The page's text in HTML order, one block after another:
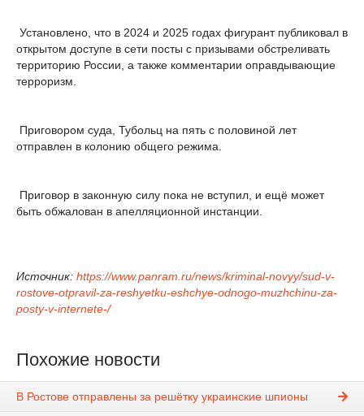
Установлено, что в 2024 и 2025 годах фигурант публиковал в
открытом доступе в сети посты с призывами обстреливать
территорию России, а также комментарии оправдывающие
терроризм.
Приговором суда, Тубольц на пять с половиной лет
отправлен в колонию общего режима.
Приговор в законную силу пока не вступил, и ещё может
быть обжалован в апелляционной инстанции.
Источник: https://www.panram.ru/news/kriminal-novyy/sud-v-
rostove-otpravil-za-reshyetku-eshchye-odnogo-muzhchinu-za-
posty-v-internete-/
Похожие новости
В Ростове отправлены за решётку украинские шпионы